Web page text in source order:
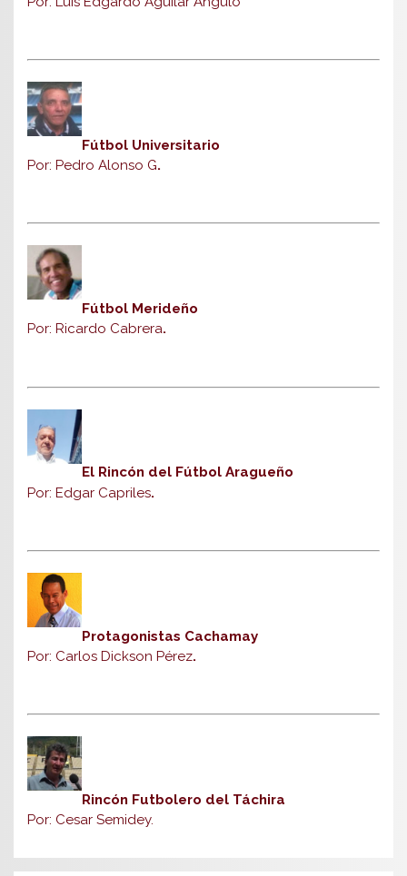
Fútbol Universitario
Por: Pedro Alonso G.
Fútbol Merideño
Por: Ricardo Cabrera.
El Rincón del Fútbol Aragueño
Por: Edgar Capriles.
Protagonistas Cachamay
Por: Carlos Dickson Pérez.
Rincón Futbolero del Táchira
Por: Cesar Semidey.